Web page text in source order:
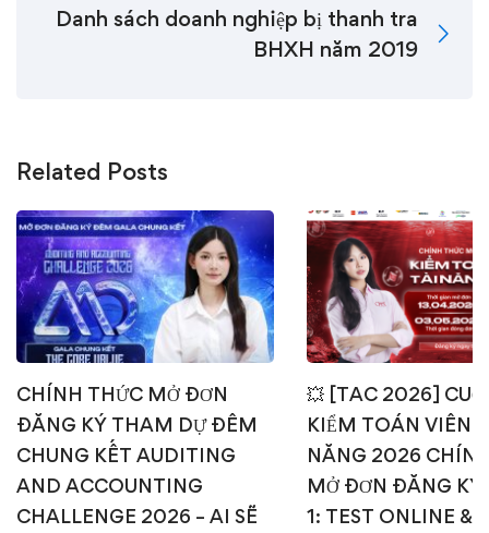
Danh sách doanh nghiệp bị thanh tra
BHXH năm 2019
Related Posts
CHÍNH THỨC MỞ ĐƠN
ĐĂNG KÝ THAM DỰ ĐÊM
CHUNG KẾT AUDITING
AND ACCOUNTING
CHALLENGE 2026 – AI SẼ
💥 [TAC 2026]
KIỂM TOÁN VIÊN
NĂNG 2026
MỞ ĐƠN ĐĂNG KÝ
1: TEST ONLINE &